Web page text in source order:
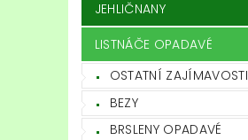
JEHLIČNANY
LISTNÁČE OPADAVÉ
OSTATNÍ ZAJÍMAVOSTI
BEZY
BRSLENY OPADAVÉ